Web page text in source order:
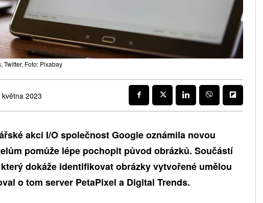
Twitter, Foto: Pixabay
května 2023
akci I/O společnost Google oznámila novou
pomůže lépe pochopit původ obrázků. Součástí
dokáže identifikovat obrázky vytvořené umělou
o tom server PetaPixel a Digital Trends.